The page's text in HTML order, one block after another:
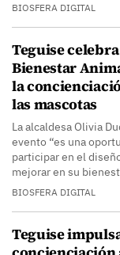
BIOSFERA DIGITAL
Teguise
Bienestar
la
las mascotas
La alcaldesa Olivia
evento “es una
participar en el
mejorar en su
BIOSFERA DIGITAL
Teguise